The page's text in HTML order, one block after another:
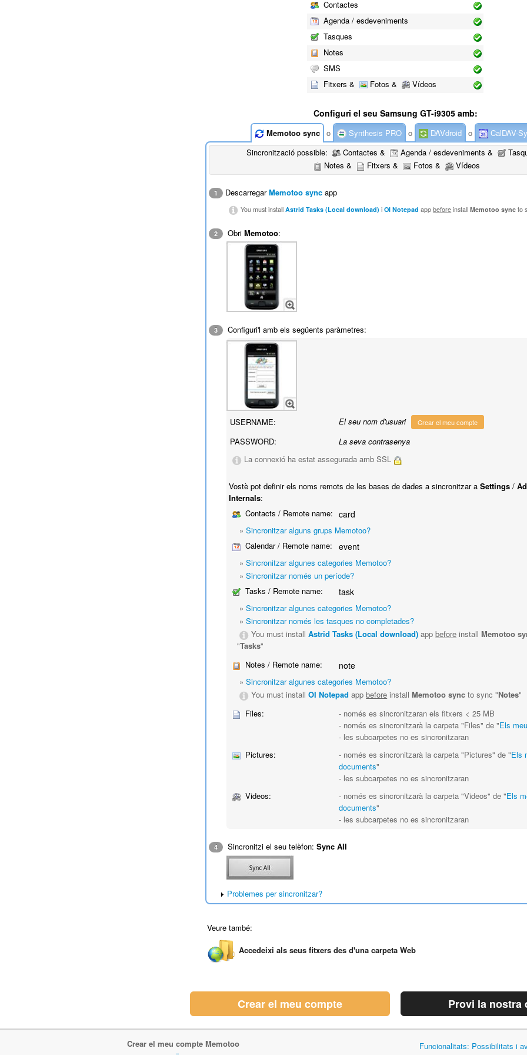
Contactes
Agenda / esdeveniments
Tasques
Notes
SMS
Fitxers &
Fotos & Vídeos
Configuri el seu Samsung GT-i9305 amb:
Memotoo sync o Synthesis PRO o DAVdroid o
CalDAV-
Sincronització possible:
Contactes & Agenda / esdeveniments &
Notes &
Fitxers & Fotos & Vídeos
1 DescarregarMemotoo sync app
You must installAstrid Tasks (Local download) iOI Notepad appbefore installMemotoo sync to
2 ObriMemotoo:
3 Configuri'l amb els següents paràmetres:
USERNAME: El seu nom d'usuari Crear el meu compte
PASSWORD:
La seva contrasenya
La connexió ha estat assegurada amb SSL
Vostè pot definir els noms remots de les bases de dades a sincronitzar aSettings /
Internals:
Contacts / Remote name: card
»Sincronitzar alguns grups Memotoo?
Calendar / Remote name:
event
»Sincronitzar algunes categories Memotoo?
»Sincronitzar només un període?
Tasks / Remote name:
task
»Sincronitzar algunes categories Memotoo?
»Sincronitzar només les tasques no completades?
You must installAstrid Tasks (Local download) appbefore install Memotoo
"Tasks"
Notes / Remote name:
note
»Sincronitzar algunes categories Memotoo?
You must installOI Notepad appbefore install Memotoo sync to sync "Notes"
Files:
- només es sincronitzaran els fitxers < 25 MB
- només es sincronitzarà la carpeta "Files" de "Els
- les subcarpetes no es sincronitzaran
Pictures:
- només es sincronitzarà la carpeta "Pictures" de "Els
documents"
- les subcarpetes no es sincronitzaran
Videos:
- només es sincronitzarà la carpeta "Videos" de "Els
documents"
- les subcarpetes no es sincronitzaran
4 Sincronitzi el seu telèfon:Sync All
Problemes per sincronitzar?
Veure també:
Accedeixi als seus fitxers des d'una carpeta Web
Crear el meu compte Provi la nostra
Crear el meu compte Memotoo
Funcionalitats: Possibilitats i